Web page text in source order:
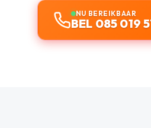
NU BEREIKBAAR
BEL 085 019